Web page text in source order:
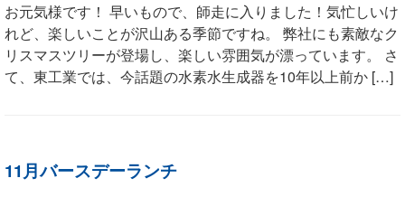
お元気様です！ 早いもので、師走に入りました！気忙しいけ
れど、楽しいことが沢山ある季節ですね。 弊社にも素敵なク
リスマスツリーが登場し、楽しい雰囲気が漂っています。 さ
て、東工業では、今話題の水素水生成器を10年以上前か […]
11月バースデーランチ